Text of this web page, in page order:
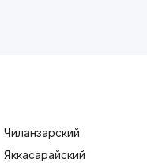
Чиланзарский
Яккасарайский